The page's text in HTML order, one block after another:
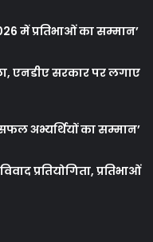
में प्रतिभाओं का सम्मान’
एनडीए सरकार पर लगाए
अभ्यर्थियों का सम्मान’
प्रतियोगिता, प्रतिभाओं